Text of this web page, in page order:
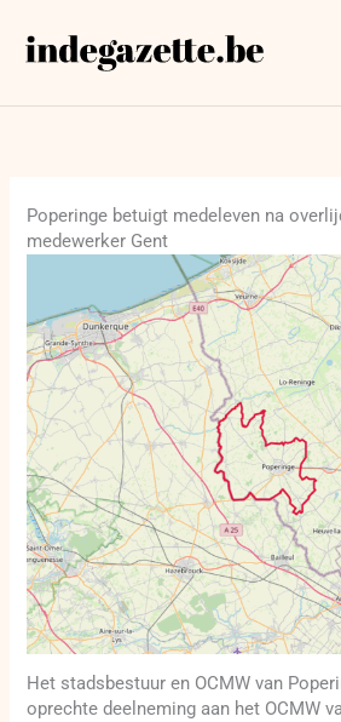
naar
Poperinge betuigt medeleven na
medewerker Gent
Het stadsbestuur en OCMW van
oprechte deelneming aan het OCMW